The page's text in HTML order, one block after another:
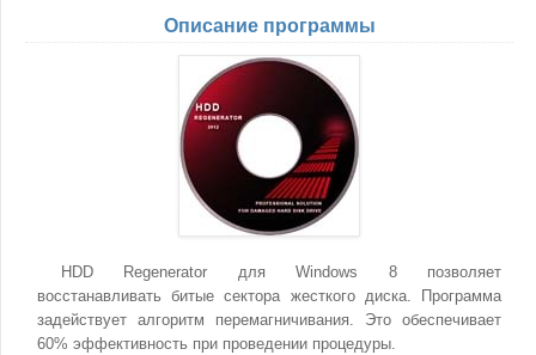
Описание программы
HDD Regenerator для Windows 8 позволяет
восстанавливать битые сектора жесткого диска. Программа
задействует алгоритм перемагничивания. Это обеспечивает
60% эффективность при проведении процедуры.